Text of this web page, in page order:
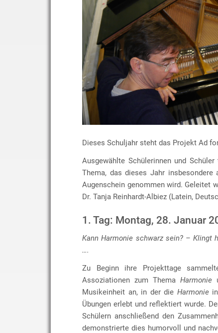
Dieses Schuljahr steht das Projekt Ad
Ausgewählte Schülerinnen und
Thema, das dieses Jahr
Augenschein genommen wird. Geleitet
Dr. Tanja Reinhardt-Albiez (Latein,
1. Tag: Montag, 28. Januar
Kann Harmonie schwarz sein? – Klingt
….
Zu Beginn ihre Projekttage
Assoziationen zum Thema Harmonie
Musikeinheit an, in der die Harmoniein
Übungen erlebt und reflektiert wurde.
Schülern anschließend den
demonstrierte dies humorvoll und